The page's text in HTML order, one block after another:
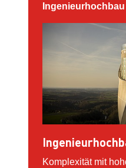
Ingenieurhochbau
Komplexität mit